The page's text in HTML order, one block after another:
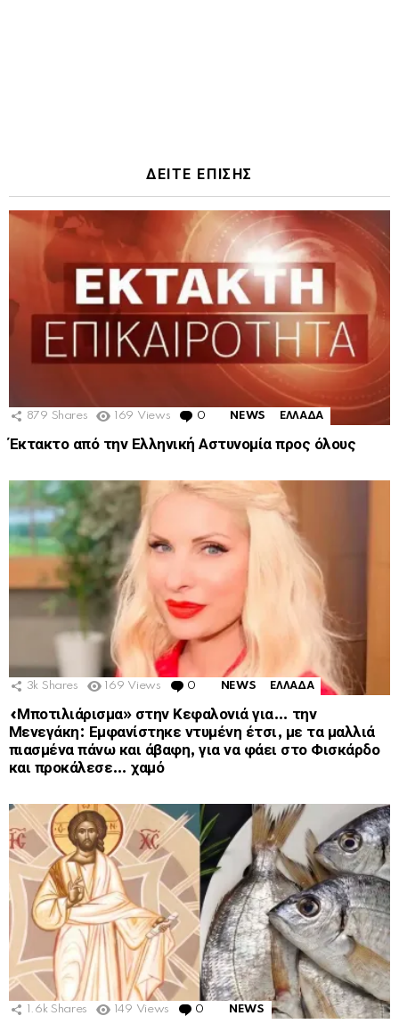
ΔΕΙΤΕ ΕΠΙΣΗΣ
879 Shares 169 Views 0 Comments
NEWS ΕΛΛΑΔΑ
Έκτακτο από την Ελληνική Αστυνομία προς όλους
3k Shares 169 Views 0 Comments
NEWS ΕΛΛΑΔΑ
«Μποτιλιάρισμα» στην Κεφαλονιά για… την
Μενεγάκη: Εμφανίστηκε ντυμένη έτσι, με τα μαλλιά
πιασμένα πάνω και άβαφη, για να φάει στο Φισκάρδο
και προκάλεσε… χαμό
1.6k Shares 149 Views 0 Comments
NEWS